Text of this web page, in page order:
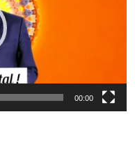
00:00